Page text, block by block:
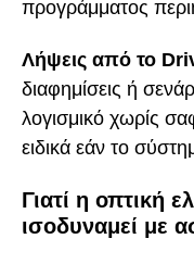
προγράμματος
Λήψεις από το
διαφημίσεις ή
λογισμικό χωρίς
ειδικά εάν το
Γιατί η οπτική
ισοδυναμεί με